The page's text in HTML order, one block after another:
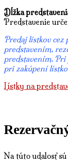
Dĺžka
Predstavenie
Predaj lístkov cez
predstavením,
predstavením.
pri zakúpení
Lístky na
Na túto udalosť